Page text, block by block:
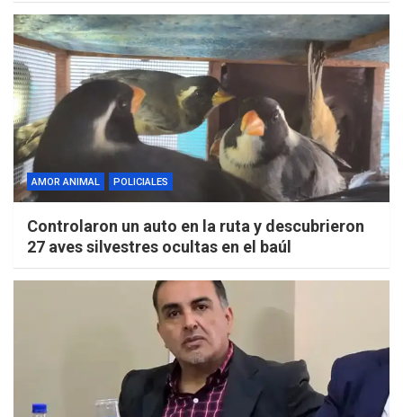
AMOR ANIMAL POLICIALES
Controlaron un auto en la ruta y descubrieron
27 aves silvestres ocultas en el baúl